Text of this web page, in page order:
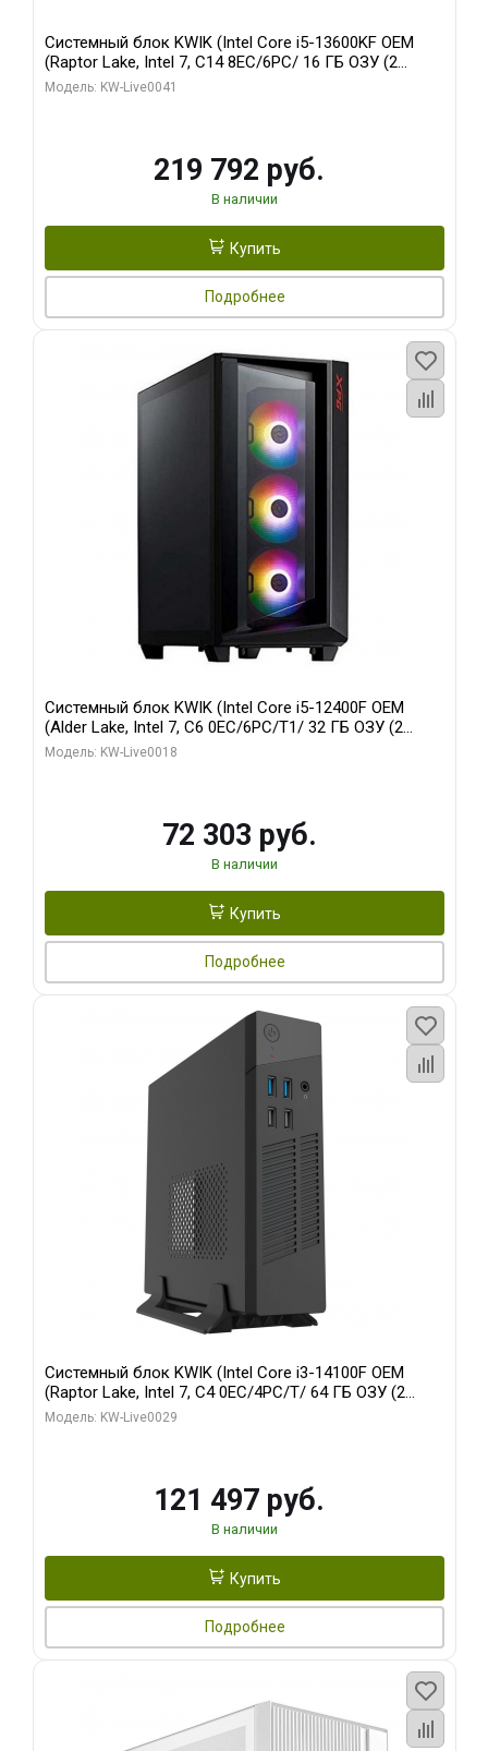
Системный блок KWIK (Intel Core i5-13600KF OEM
(Raptor Lake, Intel 7, C14 8EC/6PC/ 16 ГБ ОЗУ (2
модуля)/ Palit RTX5080 GAMINGPRO OC 16GB GDDR7
Модель: KW-Live0041
219 792 руб.
В наличии
Купить
Подробнее
Системный блок KWIK (Intel Core i5-12400F OEM
(Alder Lake, Intel 7, C6 0EC/6PC/T1/ 32 ГБ ОЗУ (2
модуля)/ Ninja Sinotex GTX1660 SUPER 6GB GDDR6
Модель: KW-Live0018
72 303 руб.
В наличии
Купить
Подробнее
Системный блок KWIK (Intel Core i3-14100F OEM
(Raptor Lake, Intel 7, C4 0EC/4PC/T/ 64 ГБ ОЗУ (2
модуля)/ MSI RTX5060Ti SHADOW 2X OC PLUS 8GB
Модель: KW-Live0029
121 497 руб.
В наличии
Купить
Подробнее